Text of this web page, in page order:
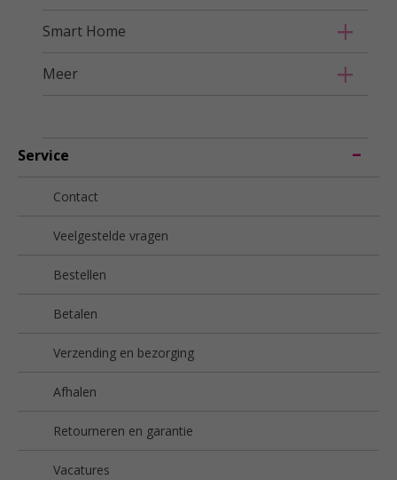
Smart Home
Meer
Service
Contact
Veelgestelde vragen
Bestellen
Betalen
Verzending en bezorging
Afhalen
Retourneren en garantie
Vacatures